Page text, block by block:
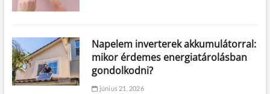
Napelem inverterek akkumulátorral:
mikor érdemes energiatárolásban
gondolkodni?
június 21, 2026